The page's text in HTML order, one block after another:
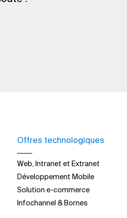
Offres technologiques
Web, Intranet et Extranet
Développement Mobile
Solution e-commerce
Infochannel & Bornes